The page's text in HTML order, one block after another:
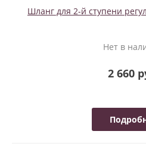
Шланг для 2-й ступени
Нет в
2 660